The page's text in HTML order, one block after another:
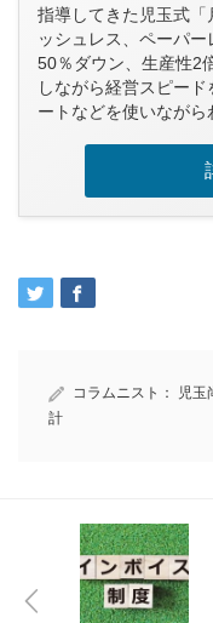
指導してきた児玉式「
ッシュレス、ペーパ
50％ダウン、生産性
しながら経営スピー
ートなどを使いながら
コラムニスト： 児玉
計